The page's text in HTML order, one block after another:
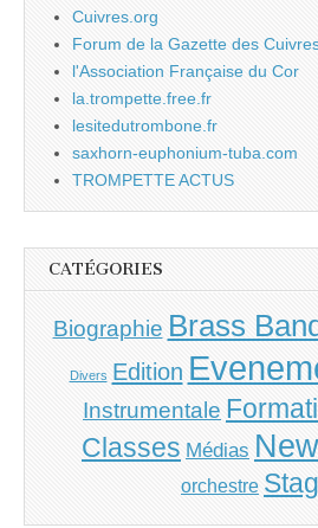
Cuivres.org
Forum de la Gazette des
l'Association Française du Cor
la.trompette.free.fr
lesitedutrombone.fr
saxhorn-euphonium-tuba.com
TROMPETTE ACTUS
CATÉGORIES
Biographie Brass
Divers Edition
Instrumentale
Classes Médias
orchestre